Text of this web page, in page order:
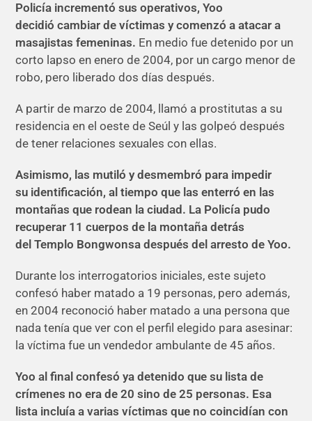
Policía incrementó sus operativos, Yoo
decidió cambiar de víctimas y comenzó a atacar a
masajistas femeninas. En medio fue detenido por un
corto lapso en enero de 2004, por un cargo menor de
robo, pero liberado dos días después.
A partir de marzo de 2004, llamó a prostitutas a su
residencia en el oeste de Seúl y las golpeó después
de tener relaciones sexuales con ellas.
Asimismo, las mutiló y desmembró para impedir
su identificación, al tiempo que las enterró en las
montañas que rodean la ciudad. La Policía pudo
recuperar 11 cuerpos de la montaña detrás
del Templo Bongwonsa después del arresto de Yoo.
Durante los interrogatorios iniciales, este sujeto
confesó haber matado a 19 personas, pero además,
en 2004 reconoció haber matado a una persona que
nada tenía que ver con el perfil elegido para asesinar:
la víctima fue un vendedor ambulante de 45 años.
Yoo al final confesó ya detenido que su lista de
crímenes no era de 20 sino de 25 personas. Esa
lista incluía a varias víctimas que no coincidían con